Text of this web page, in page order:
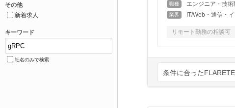
その他
新着求人
キーワード
社名のみで検索
職種 エンジニア・技術
業界 IT/Web・通信・
リモート勤務の相談可
条件に合った